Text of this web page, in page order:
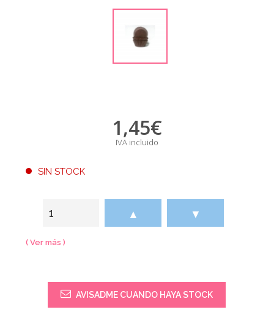
1,45€
IVA incluido
SIN STOCK
▲ ▼
( Ver más )
AVISADME CUANDO HAYA STOCK